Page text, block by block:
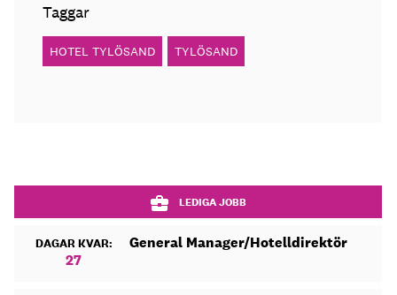
Taggar
HOTEL TYLÖSAND TYLÖSAND
LEDIGA JOBB
DAGAR KVAR:
27
General Manager/Hotelldirektör